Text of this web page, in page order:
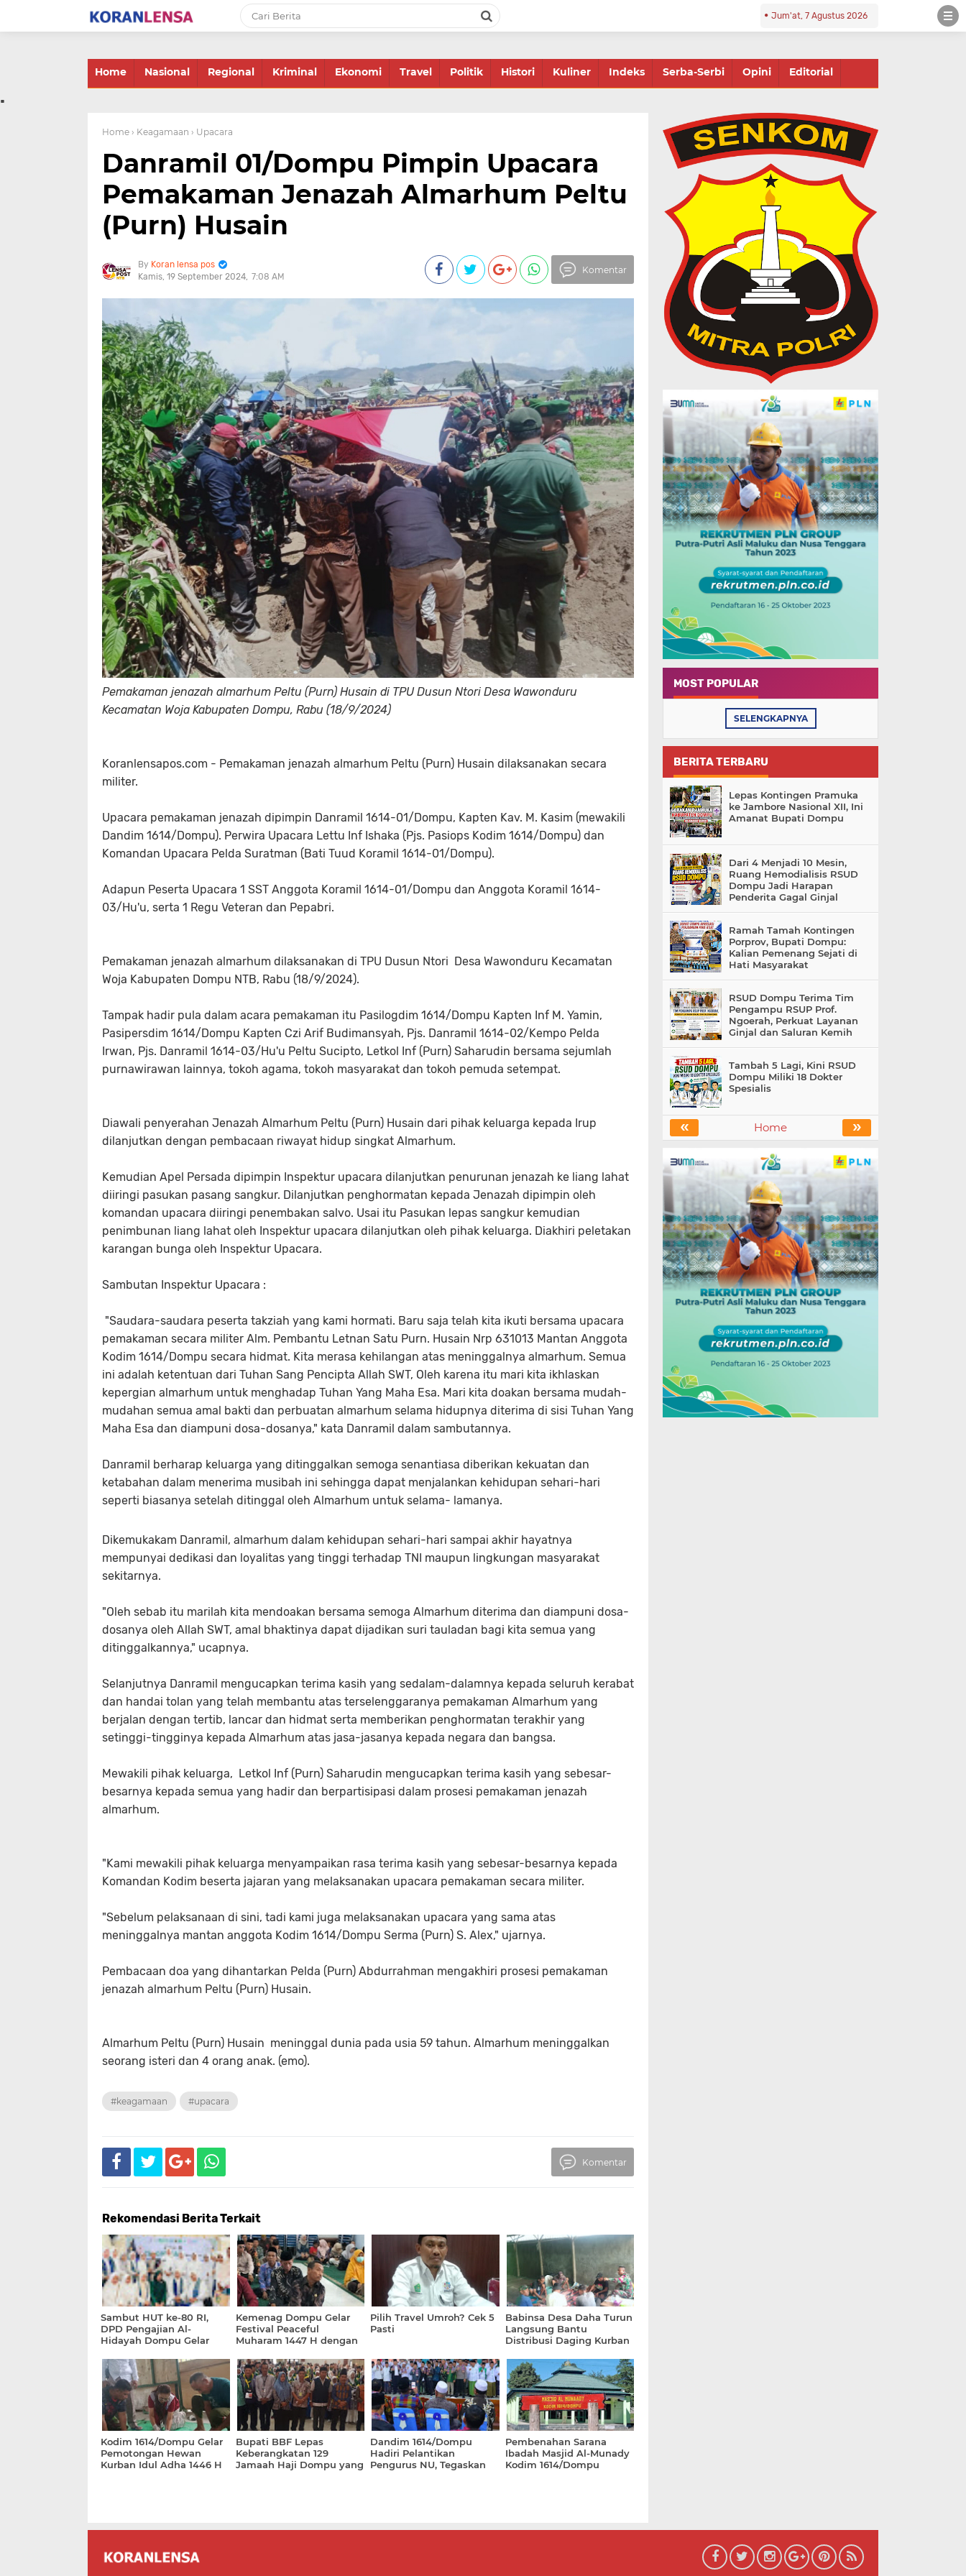
Jum'at, 7 Agustus 2026
Home Nasional Regional Kriminal Ekonomi Travel Politik Histori Kuliner Indeks Serba-Serbi Opini Editorial
.
Home › Keagamaan › Upacara
Danramil 01/Dompu Pimpin Upacara
Pemakaman Jenazah Almarhum Peltu
(Purn) Husain
Koran lensa pos
Kamis, 19 September 2024 7:08 AM
Komentar
Pemakaman jenazah almarhum Peltu (Purn) Husain di TPU Dusun Ntori Desa Wawonduru
Kecamatan Woja Kabupaten Dompu, Rabu (18/9/2024)
Koranlensapos.com - Pemakaman jenazah almarhum Peltu (Purn) Husain dilaksanakan secara
militer.
Upacara pemakaman jenazah dipimpin Danramil 1614-01/Dompu, Kapten Kav. M. Kasim (mewakili
Dandim 1614/Dompu). Perwira Upacara Lettu Inf Ishaka (Pjs. Pasiops Kodim 1614/Dompu) dan
Komandan Upacara Pelda Suratman (Bati Tuud Koramil 1614-01/Dompu).
Adapun Peserta Upacara 1 SST Anggota Koramil 1614-01/Dompu dan Anggota Koramil 1614-
03/Hu'u, serta 1 Regu Veteran dan Pepabri.
Pemakaman jenazah almarhum dilaksanakan di TPU Dusun Ntori Desa Wawonduru Kecamatan
Woja Kabupaten Dompu NTB, Rabu (18/9/2024).
Tampak hadir pula dalam acara pemakaman itu Pasilogdim 1614/Dompu Kapten Inf M. Yamin,
Pasipersdim 1614/Dompu Kapten Czi Arif Budimansyah, Pjs. Danramil 1614-02/Kempo Pelda
Irwan, Pjs. Danramil 1614-03/Hu'u Peltu Sucipto, Letkol Inf (Purn) Saharudin bersama sejumlah
purnawirawan lainnya, tokoh agama, tokoh masyarakat dan tokoh pemuda setempat.
Diawali penyerahan Jenazah Almarhum Peltu (Purn) Husain dari pihak keluarga kepada Irup
dilanjutkan dengan pembacaan riwayat hidup singkat Almarhum.
Kemudian Apel Persada dipimpin Inspektur upacara dilanjutkan penurunan jenazah ke liang lahat
diiringi pasukan pasang sangkur. Dilanjutkan penghormatan kepada Jenazah dipimpin oleh
komandan upacara diiringi penembakan salvo. Usai itu Pasukan lepas sangkur kemudian
penimbunan liang lahat oleh Inspektur upacara dilanjutkan oleh pihak keluarga. Diakhiri peletakan
karangan bunga oleh Inspektur Upacara.
Sambutan Inspektur Upacara :
"Saudara-saudara peserta takziah yang kami hormati. Baru saja telah kita ikuti bersama upacara
pemakaman secara militer Alm. Pembantu Letnan Satu Purn. Husain Nrp 631013 Mantan Anggota
Kodim 1614/Dompu secara hidmat. Kita merasa kehilangan atas meninggalnya almarhum. Semua
ini adalah ketentuan dari Tuhan Sang Pencipta Allah SWT, Oleh karena itu mari kita ikhlaskan
kepergian almarhum untuk menghadap Tuhan Yang Maha Esa. Mari kita doakan bersama mudah-
mudahan semua amal bakti dan perbuatan almarhum selama hidupnya diterima di sisi Tuhan Yang
Maha Esa dan diampuni dosa-dosanya," kata Danramil dalam sambutannya.
Danramil berharap keluarga yang ditinggalkan semoga senantiasa diberikan kekuatan dan
ketabahan dalam menerima musibah ini sehingga dapat menjalankan kehidupan sehari-hari
seperti biasanya setelah ditinggal oleh Almarhum untuk selama- lamanya.
Dikemukakam Danramil, almarhum dalam kehidupan sehari-hari sampai akhir hayatnya
mempunyai dedikasi dan loyalitas yang tinggi terhadap TNI maupun lingkungan masyarakat
sekitarnya.
"Oleh sebab itu marilah kita mendoakan bersama semoga Almarhum diterima dan diampuni dosa-
dosanya oleh Allah SWT, amal bhaktinya dapat dijadikan suri tauladan bagi kita semua yang
ditinggalkannya," ucapnya.
Selanjutnya Danramil mengucapkan terima kasih yang sedalam-dalamnya kepada seluruh kerabat
dan handai tolan yang telah membantu atas terselenggaranya pemakaman Almarhum yang
berjalan dengan tertib, lancar dan hidmat serta memberikan penghormatan terakhir yang
setinggi-tingginya kepada Almarhum atas jasa-jasanya kepada negara dan bangsa.
Mewakili pihak keluarga, Letkol Inf (Purn) Saharudin mengucapkan terima kasih yang sebesar-
besarnya kepada semua yang hadir dan berpartisipasi dalam prosesi pemakaman jenazah
almarhum.
"Kami mewakili pihak keluarga menyampaikan rasa terima kasih yang sebesar-besarnya kepada
Komandan Kodim beserta jajaran yang melaksanakan upacara pemakaman secara militer.
"Sebelum pelaksanaan di sini, tadi kami juga melaksanakan upacara yang sama atas
meninggalnya mantan anggota Kodim 1614/Dompu Serma (Purn) S. Alex," ujarnya.
Pembacaan doa yang dihantarkan Pelda (Purn) Abdurrahman mengakhiri prosesi pemakaman
jenazah almarhum Peltu (Purn) Husain.
Almarhum Peltu (Purn) Husain meninggal dunia pada usia 59 tahun. Almarhum meninggalkan
seorang isteri dan 4 orang anak. (emo).
#keagamaan #upacara
Komentar
Rekomendasi Berita Terkait
Sambut HUT ke-80 RI,
DPD Pengajian Al-
Hidayah Dompu Gelar
Kemenag Dompu Gelar
Festival Peaceful
Muharam 1447 H dengan
Berbagi dalam Semangat
Kedamaian"
Pilih Travel Umroh? Cek 5
Pasti
Babinsa Desa Daha Turun
Langsung Bantu
Distribusi Daging Kurban
Kodim 1614/Dompu Gelar
Pemotongan Hewan
Kurban Idul Adha 1446 H
Bupati BBF Lepas
Keberangkatan 129
Jamaah Haji Dompu yang
Dandim 1614/Dompu
Hadiri Pelantikan
Pengurus NU, Tegaskan
Pembenahan Sarana
Ibadah Masjid Al-Munady
Kodim 1614/Dompu
MOST POPULAR
SELENGKAPNYA
BERITA TERBARU
Lepas Kontingen Pramuka
ke Jambore Nasional XII, Ini
Amanat Bupati Dompu
Dari 4 Menjadi 10 Mesin,
Ruang Hemodialisis RSUD
Dompu Jadi Harapan
Penderita Gagal Ginjal
Ramah Tamah Kontingen
Porprov, Bupati Dompu:
Kalian Pemenang Sejati di
Hati Masyarakat
RSUD Dompu Terima Tim
Pengampu RSUP Prof.
Ngoerah, Perkuat Layanan
Ginjal dan Saluran Kemih
Tambah 5 Lagi, Kini RSUD
Dompu Miliki 18 Dokter
Spesialis
« »
Home